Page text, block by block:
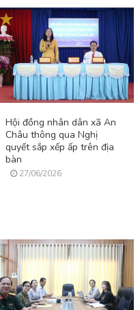
Hội đồng nhân dân xã An
Châu thông qua Nghị
quyết sắp xếp ấp trên địa
bàn
27/06/2026